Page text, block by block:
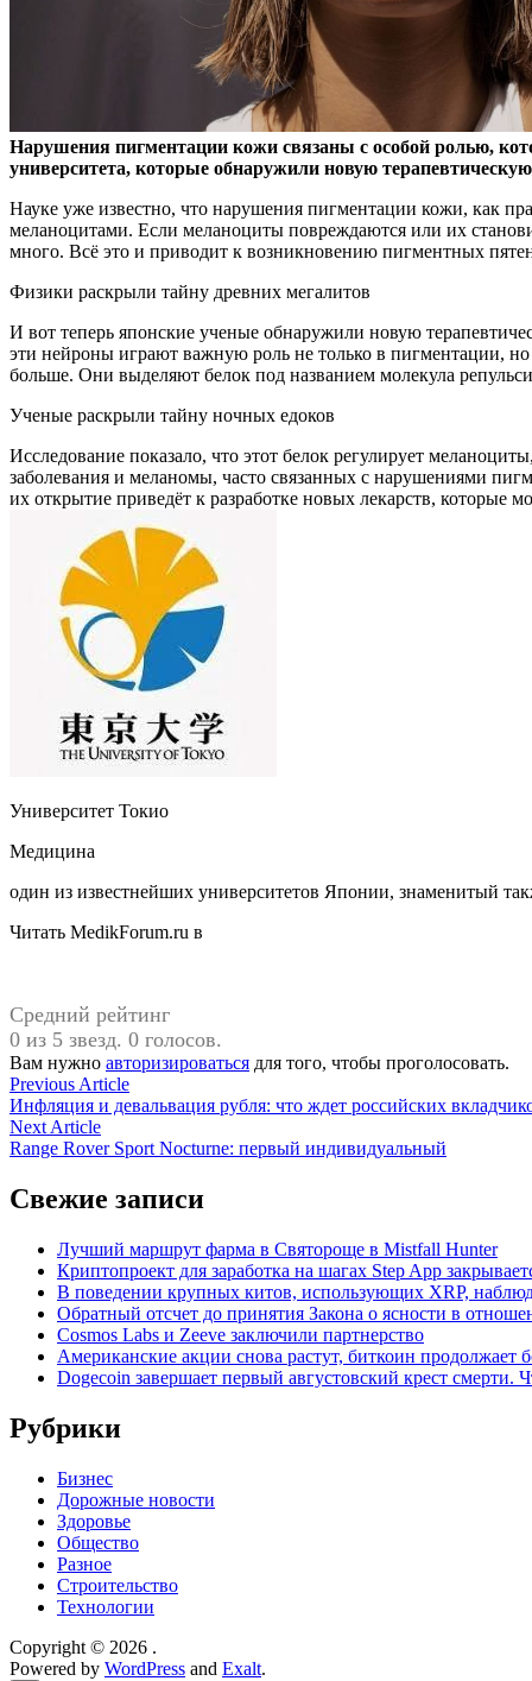
Нарушения пигментации кожи связаны с особой ролью,
университета, которые обнаружили новую
Науке уже известно, что нарушения пигментации кожи, как
меланоцитами. Если меланоциты повреждаются или их
много. Всё это и приводит к возникновению пигментных
Физики раскрыли тайну древних мегалитов
И вот теперь японские ученые обнаружили новую
эти нейроны играют важную роль не только в пигментации,
больше. Они выделяют белок под названием молекула
Ученые раскрыли тайну ночных едоков
Исследование показало, что этот белок регулирует
заболевания и меланомы, часто связанных с нарушениями
их открытие приведёт к разработке новых лекарств, которые
Университет Токио
Медицина
один из известнейших университетов Японии, знаменитый
Читать MedikForum.ru в
Средний рейтинг
0 из 5 звезд. 0 голосов.
Вам нужно авторизироваться для того, чтобы проголосовать.
Навигация
по
записям
Previous ArticlePrevious
article:
Инфляция и девальвация рубля: что ждет российских
Next ArticleNext
article:
Range Rover Sport Nocturne: первый индивидуальный
Свежие записи
Лучший маршрут фарма в Святороще в Mistfall Hunter
Криптопроект для заработка на шагах Step App
В поведении крупных китов, использующих XRP,
Обратный отсчет до принятия Закона о ясности в
Cosmos Labs и Zeeve заключили партнерство
Американские акции снова растут, биткоин продолжает
Dogecoin завершает первый августовский крест смерти.
Рубрики
Бизнес
Дорожные новости
Здоровье
Общество
Разное
Строительство
Технологии
Copyright © 2026 .
Powered by WordPress and Exalt.